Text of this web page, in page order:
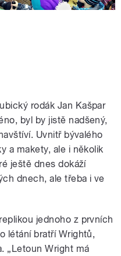
rodák Jan Kašpar
byl by jistě nadšený,
Uvnitř bývalého
a makety, ale i několik
ještě dnes dokáží
dnech, ale třeba i ve
jednoho z prvních
létání bratří Wrightů,
„Letoun Wright má